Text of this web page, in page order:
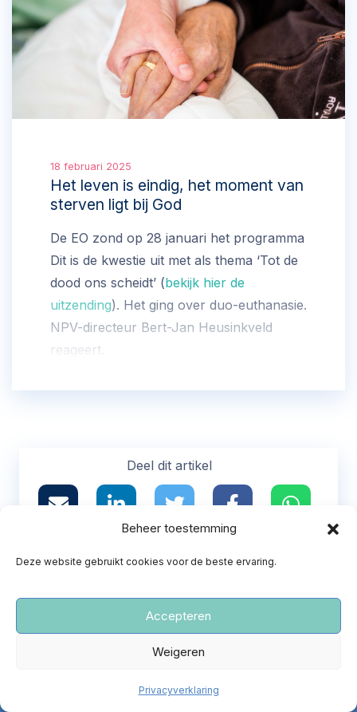
Beheer toestemming
Deze website gebruikt cookies voor de beste ervaring.
Accepteren
Weigeren
Privacyverklaring
18 februari 2025
Het leven is eindig, het moment van
sterven ligt bij God
De EO zond op 28 januari het programma
Dit is de kwestie uit met als thema ‘Tot de
dood ons scheidt’ (bekijk hier de
uitzending). Het ging over duo-euthanasie.
NPV-directeur Bert-Jan Heusinkveld
reageert.
Deel dit artikel
Spreekt u dit aan?
De NPV is er om u van goede informatie te voorzien.
‘ziekenhuisabortus’ 22-24
‘Red gezonde baby’s van een kille dood’